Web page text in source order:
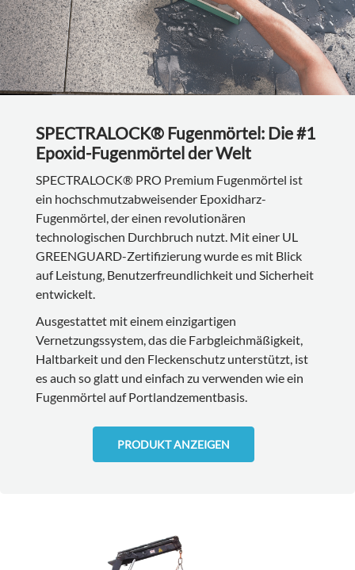
SPECTRALOCK® Fugenmörtel: Die #1
Epoxid-Fugenmörtel der Welt
SPECTRALOCK® PRO Premium Fugenmörtel ist
ein hochschmutzabweisender Epoxidharz-
Fugenmörtel, der einen revolutionären
technologischen Durchbruch nutzt. Mit einer UL
GREENGUARD-Zertifizierung wurde es mit Blick
auf Leistung, Benutzerfreundlichkeit und Sicherheit
entwickelt.
Ausgestattet mit einem einzigartigen
Vernetzungssystem, das die Farbgleichmäßigkeit,
Haltbarkeit und den Fleckenschutz unterstützt, ist
es auch so glatt und einfach zu verwenden wie ein
Fugenmörtel auf Portlandzementbasis.
PRODUKT ANZEIGEN